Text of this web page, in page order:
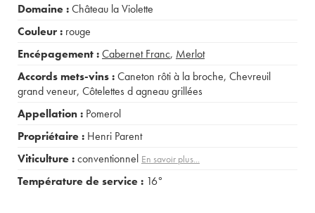
Domaine :Château la Violette
Couleur : rouge
Encépagement :Cabernet Franc, Merlot
Accords mets-vins :Caneton rôti à la broche, Chevreuil
grand veneur, Côtelettes d agneau grillées
Appellation : Pomerol
Propriétaire : Henri Parent
Viticulture :conventionnel En savoir plus...
Température de service : 16°